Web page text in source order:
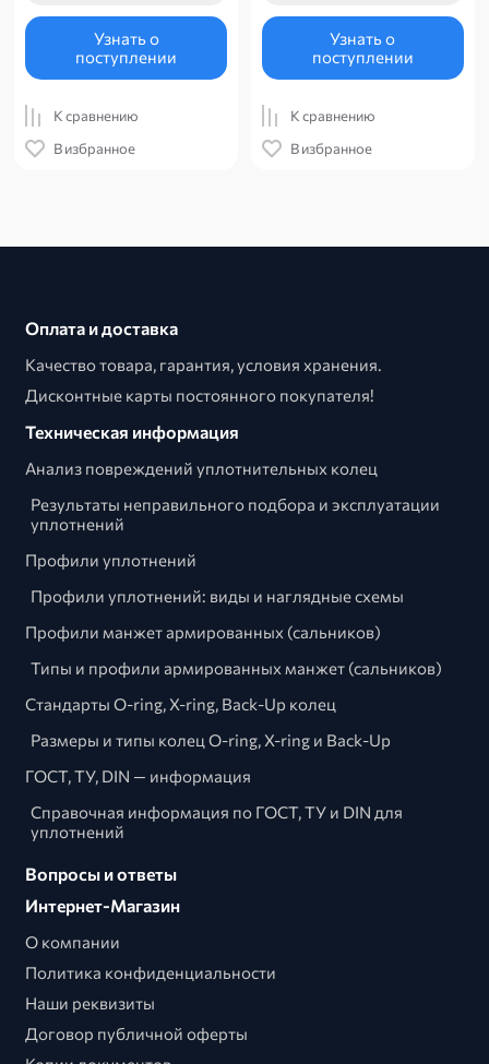
Узнать о
поступлении
К сравнению
В избранное
Узнать о
поступлении
К сравнению
В избранное
Оплата и доставка
Качество товара, гарантия, условия хранения.
Дисконтные карты постоянного покупателя!
Техническая информация
Анализ повреждений уплотнительных колец
Результаты неправильного подбора и эксплуатации
уплотнений
Профили уплотнений
Профили уплотнений: виды и наглядные схемы
Профили манжет армированных (сальников)
Типы и профили армированных манжет (сальников)
Стандарты O-ring, X-ring, Back-Up колец
Размеры и типы колец O-ring, X-ring и Back-Up
ГОСТ, ТУ, DIN — информация
Справочная информация по ГОСТ, ТУ и DIN для
уплотнений
Вопросы и ответы
Интернет-Магазин
О компании
Политика конфиденциальности
Наши реквизиты
Договор публичной оферты